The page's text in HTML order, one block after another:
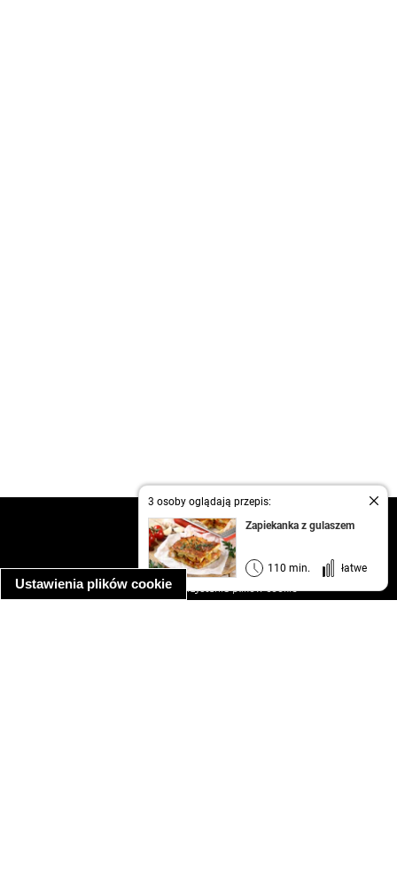
Ustawienia plików cookie
3 osoby oglądają przepis:
Zapiekanka z gulaszem
110 min. łatwe
kontakt
regulamin
informacja o prywatności
informacja o wykorzystaniu plików cookie